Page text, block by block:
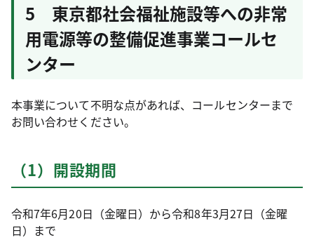
5 東京都社会福祉施設等への非常
用電源等の整備促進事業コールセ
ンター
本事業について不明な点があれば、コールセンターまで
お問い合わせください。
（1）開設期間
令和7年6月20日（金曜日）から令和8年3月27日（金曜
日）まで